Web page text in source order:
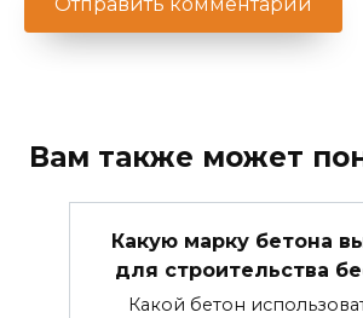
Вам также может
Какую марку бетона
для строительства
Какой бетон